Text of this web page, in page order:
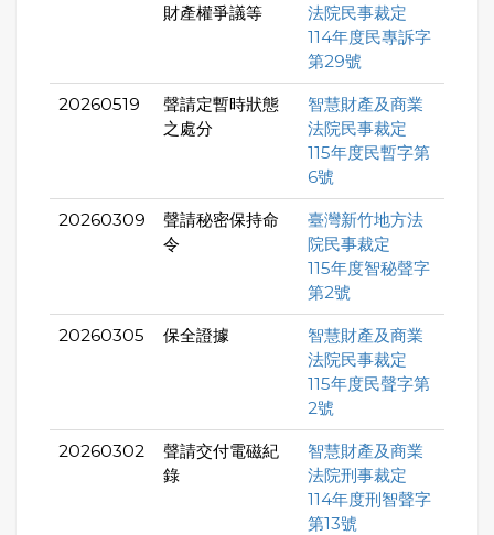
財產權爭議等
法院民事裁定
114年度民專訴字
第29號
20260519
聲請定暫時狀態
之處分
智慧財產及商業
法院民事裁定
115年度民暫字第
6號
20260309
聲請秘密保持命
令
臺灣新竹地方法
院民事裁定
115年度智秘聲字
第2號
20260305 保全證據
智慧財產及商業
法院民事裁定
115年度民聲字第
2號
20260302
聲請交付電磁紀
錄
智慧財產及商業
法院刑事裁定
114年度刑智聲字
第13號